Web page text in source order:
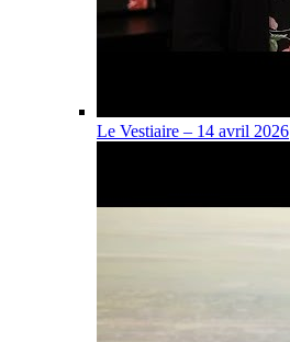
Le Vestiaire – 14 avril 2026